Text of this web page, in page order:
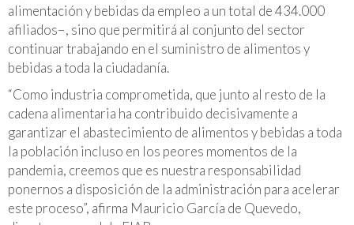
alimentación y bebidas da empleo a un total de 434.000
afiliados−, sino que permitirá al conjunto del sector
continuar trabajando en el suministro de alimentos y
bebidas a toda la ciudadanía.
“Como industria comprometida, que junto al resto de la
cadena alimentaria ha contribuido decisivamente a
garantizar el abastecimiento de alimentos y bebidas a toda
la población incluso en los peores momentos de la
pandemia, creemos que es nuestra responsabilidad
ponernos a disposición de la administración para acelerar
este proceso”, afirma Mauricio García de Quevedo,